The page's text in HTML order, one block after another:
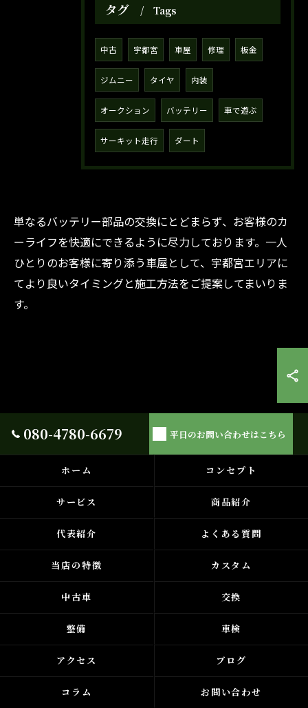
タグ Tags
中古 宇都宮 車屋 修理 板金
ジムニー タイヤ 内装
オークション バッテリー 車で遊ぶ
サーキット走行 ダート
単なるバッテリー部品の交換にとどまらず、お客様のカ
ーライフを快適にできるように尽力しております。一人
ひとりのお客様に寄り添う車屋として、宇都宮エリアに
てより良いタイミングと施工方法をご提案してまいりま
す。
080-4780-6679 平日のお問い合わせはこちら
ホーム コンセプト
サービス 商品紹介
代表紹介 よくある質問
当店の特徴 カスタム
中古車 交換
整備 車検
アクセス ブログ
コラム お問い合わせ